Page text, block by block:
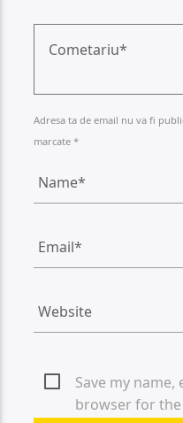
Adresa ta de email nu va fi
marcate *
Save my
browser for